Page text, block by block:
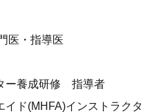
医・指導医
ー養成研修 指導者
イド(MHFA)インストラクタ